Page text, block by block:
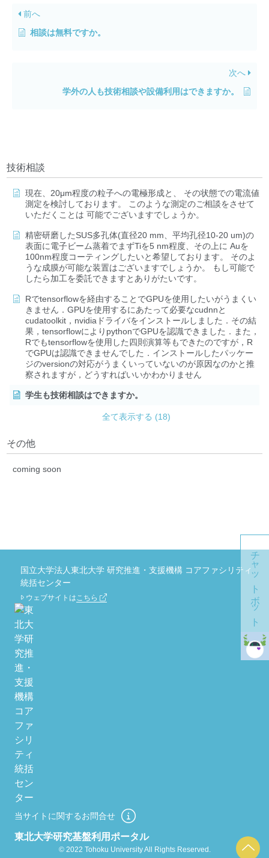
技術相談
現在、20μm程度の粒子への電極形成と、 その状態での電流値
測定を検討しております。 このような測定のご相談をさせて
いただくことは 可能でございますでしょうか。
精密研磨したSUS多孔体(直径20 mm、平均孔径10-20 um)の
表面に電子ビーム蒸着でまずTiを5 nm程度、その上に Auを
100nm程度コーティングしたいと希望しております。 そのよ
うな成膜が可能な装置はございますでしょうか。 もし可能で
したら加工を委託できますとありがたいです。
Rでtensorflowを経由することでGPUを使用したいがうまくい
きません．GPUを使用するにあたって必要なcudnnと
cudatoolkit，nvidiaドライバをインストールしました．その結
果，tensorflowによりpythonでGPUを認識できました．また，
Rでもtensorflowを使用した四則演算等もできたのですが，R
でGPUは認識できませんでした．インストールしたパッケー
ジのversionの対応がうまくいっていないのが原因なのかと推
察されますが，どうすればいいかわかりません
学生も技術相談はできますか。
全て表示する (18)
その他
coming soon
前へ
相談は無料ですか。
次へ
学外の人も技術相談や設備利用はできますか。
チャットボット
東北大学研究基盤利用ポータル
当サイトに関するお問合せ
国立大学法人東北大学 研究推進・支援機構 コアファシリティ
統括センター
ウェブサイトはこちら
© 2022 Tohoku University All Rights Reserved.